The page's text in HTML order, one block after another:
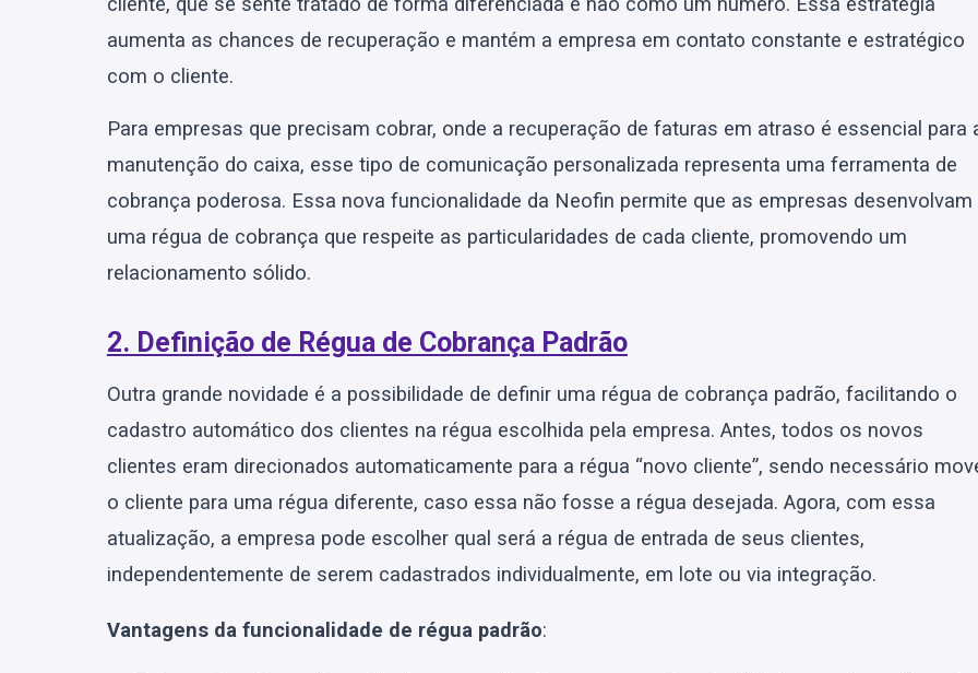
aumenta as chances de recuperação e mantém a empresa em contato constante e estratégico
com o cliente.
Para empresas que precisam cobrar, onde a recuperação de faturas em atraso é essencial para
manutenção do caixa, esse tipo de comunicação personalizada representa uma ferramenta de
cobrança poderosa. Essa nova funcionalidade da Neofin permite que as empresas desenvolvam
uma régua de cobrança que respeite as particularidades de cada cliente, promovendo um
relacionamento sólido.
2. Definição de Régua de Cobrança Padrão
Outra grande novidade é a possibilidade de definir uma régua de cobrança padrão, facilitando o
cadastro automático dos clientes na régua escolhida pela empresa. Antes, todos os novos
clientes eram direcionados automaticamente para a régua “novo cliente”, sendo necessário
o cliente para uma régua diferente, caso essa não fosse a régua desejada. Agora, com essa
atualização, a empresa pode escolher qual será a régua de entrada de seus clientes,
independentemente de serem cadastrados individualmente, em lote ou via integração.
Vantagens da funcionalidade de régua padrão: